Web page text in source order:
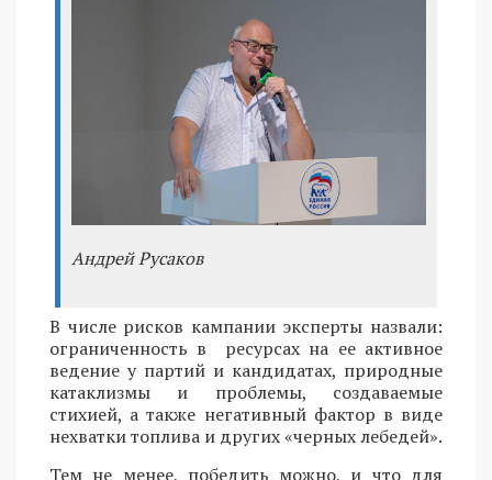
Андрей Русаков
В числе рисков кампании эксперты назвали:
ограниченность в ресурсах на ее активное
ведение у партий и кандидатах, природные
катаклизмы и проблемы, создаваемые
стихией, а также негативный фактор в виде
нехватки топлива и других «черных лебедей».
Тем не менее, победить можно, и что для